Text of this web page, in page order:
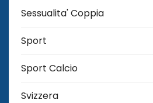
Sessualita' Coppia
Sport
Sport Calcio
Svizzera